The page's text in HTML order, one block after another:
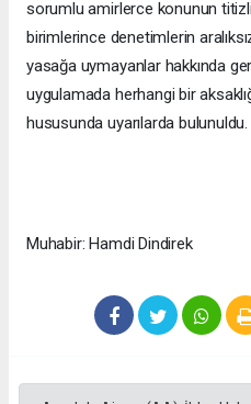
sorumlu amirlerce konunun
birimlerince denetimlerin
yasağa uymayanlar hakkında
uygulamada herhangi bir
hususunda uyarılarda bulunuldu.
Muhabir: Hamdi Dindirek